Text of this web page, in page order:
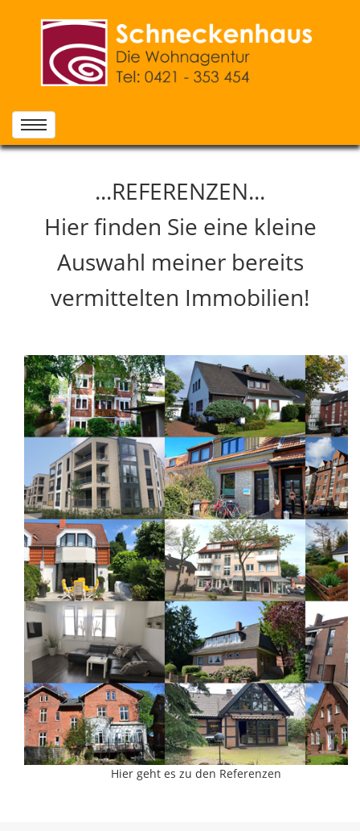
...REFERENZEN...
Hier finden Sie eine kleine
Auswahl meiner bereits
vermittelten Immobilien!
Hier geht es zu den Referenzen